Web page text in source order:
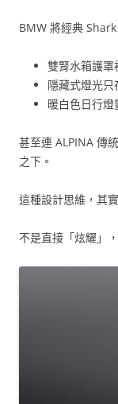
BMW 將經典
雙腎水箱護罩
隱藏式燈光
暖白色日行
甚至連 ALPINA 傳
之下。
這種設計思維，其
不是直接「炫耀」